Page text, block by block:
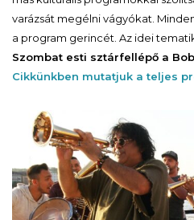
varázsát megélni vágyókat.
a program gerincét. Az idei
Szombat esti sztárfellépő a
Cikkünkben mutatjuk a teljes